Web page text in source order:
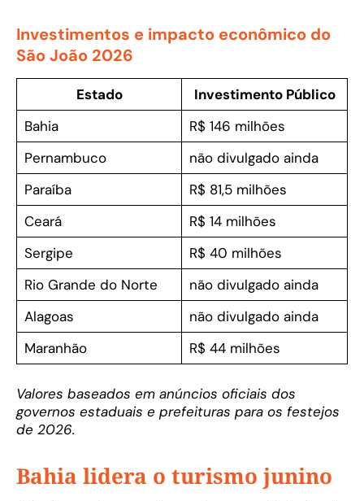
Investimentos e impacto econômico do
São João 2026
Estado
Investimento Público
Bahia
R$ 146 milhões
Pernambuco
não divulgado ainda
Paraíba
R$ 81,5 milhões
Ceará
R$ 14 milhões
Sergipe
R$ 40 milhões
Rio Grande do Norte
não divulgado ainda
Alagoas
não divulgado ainda
Maranhão
R$ 44 milhões
Valores baseados em anúncios oficiais dos
governos estaduais e prefeituras para os festejos
de 2026.
Bahia lidera o turismo junino